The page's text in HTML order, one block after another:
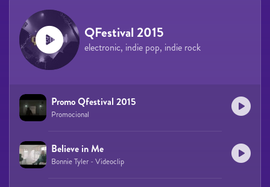
QFestival 2015
electronic, indie pop, indie rock
Promo Qfestival 2015
Promocional
Believe in Me
Bonnie Tyler - Videoclip